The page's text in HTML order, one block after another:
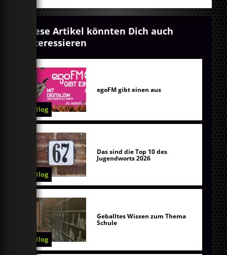
Diese Artikel könnten Dich auch
interessieren
Blog
egoFM gibt einen aus
Blog
Das sind die Top 10 des
Jugendworts 2026
Blog
Geballtes Wissen zum Thema
Schule